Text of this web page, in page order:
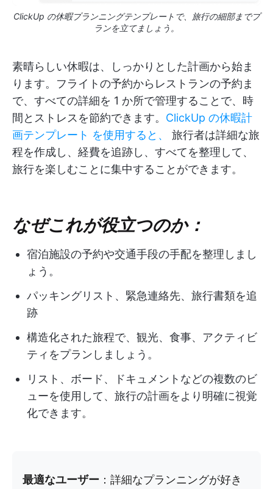
ClickUp の休暇プランニングテンプレートで、旅行の細部までプ
ランを立てましょう。
素晴らしい休暇は、しっかりとした計画から始ま
ります。フライトの予約からレストランの予約ま
で、すべての詳細を 1 か所で管理することで、時
間とストレスを節約できます。 ClickUp の休暇計
画テンプレート を使用すると、 旅行者は詳細な旅
程を作成し、経費を追跡し、すべてを整理して、
旅行を楽しむことに集中することができます。
なぜこれが役立つのか：
宿泊施設の予約や交通手段の手配を整理しまし
ょう。
パッキングリスト、緊急連絡先、旅行書類を追
跡
構造化された旅程で、観光、食事、アクティビ
ティをプランしましょう。
リスト、ボード、ドキュメントなどの複数のビ
ューを使用して、旅行の計画をより明確に視覚
化できます。
最適なユーザー ：詳細なプランニングが好き